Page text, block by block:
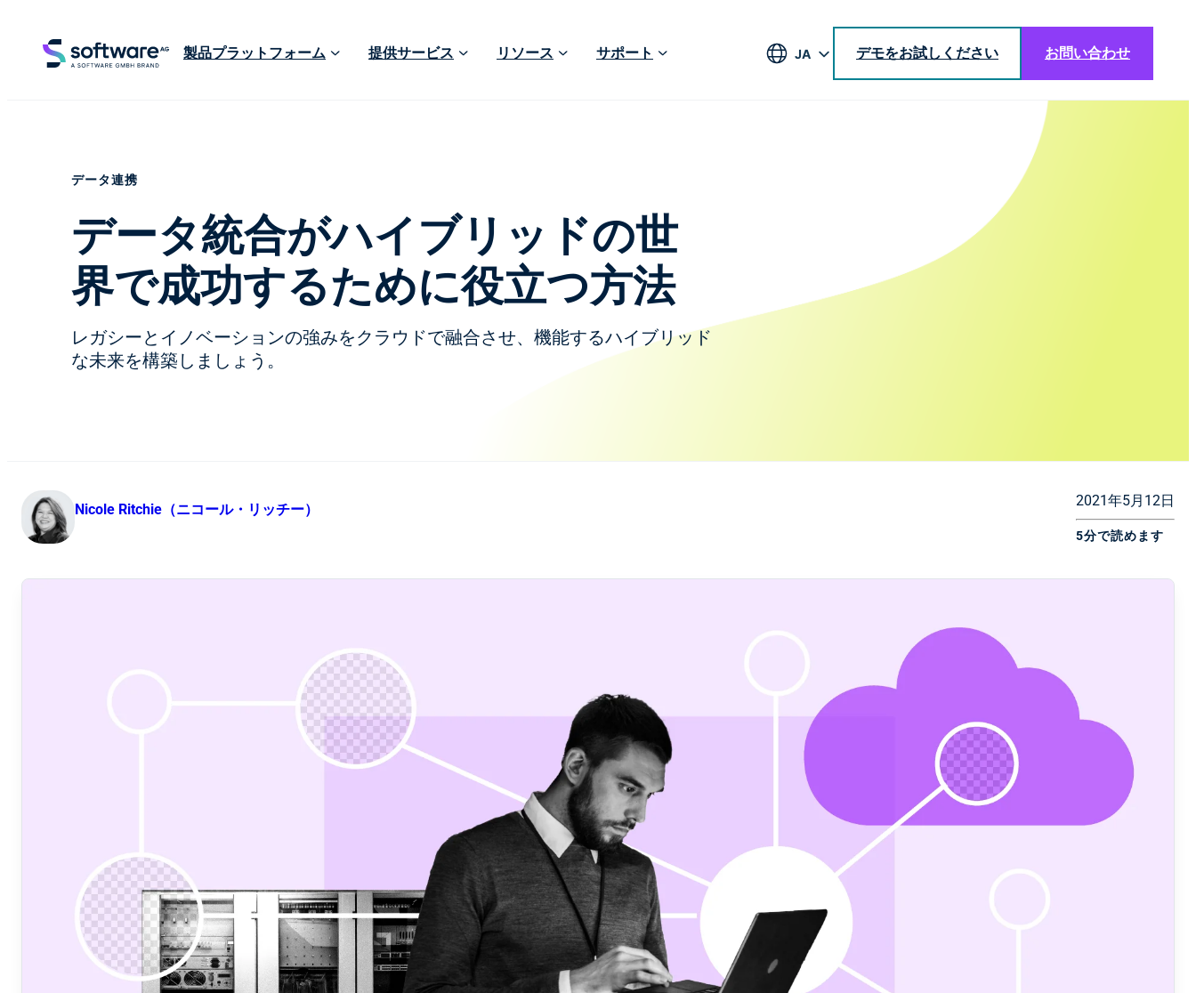
製品プラットフォーム 提供サービス リソース サポート
JA
デモをお試しください お問い合わせ
データ連携
データ統合がハイブリッドの世
界で成功するために役立つ方法
レガシーとイノベーションの強みをクラウドで融合させ、機能するハイブリッド
な未来を構築しましょう。
Nicole Ritchie（ニコール・リッチー）
2021年5月12日
5分で読めます